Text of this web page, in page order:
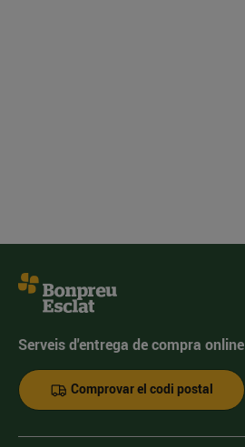
Serveis d'entrega de compra online
Comprovar el codi postal